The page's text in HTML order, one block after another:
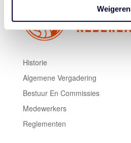
Weigeren
Historie
Algemene Vergadering
Bestuur En Commissies
Medewerkers
Reglementen